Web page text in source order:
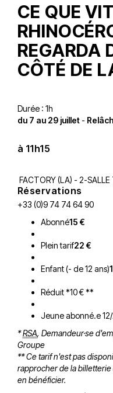
CE QUE
REGARDA
CÔTÉ DE
Durée : 1h
du 7 au 29 juillet -
à 11h15
FACTORY (LA) - 2-SALLE
Réservations
+33 (0)9 74 74 64 90
Abonné15 €
Plein tarif22 €
Enfant (- de 12 ans)
Réduit *10 € **
Jeune abonné.e
*RSA, Demandeur·se
Groupe
** Ce tarif n'est pas
rapprocher de la
en bénéficier.